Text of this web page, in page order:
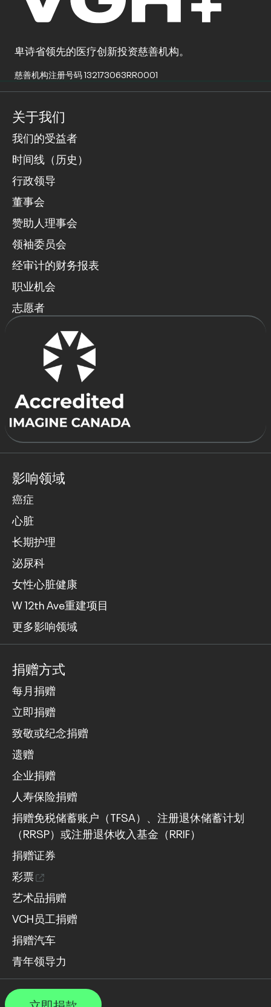
卑诗省领先的医疗创新投资慈善机构。
慈善机构注册号码 132173063RR0001
关于我们
我们的受益者
时间线（历史）
行政领导
董事会
赞助人理事会
领袖委员会
经审计的财务报表
职业机会
志愿者
影响领域
癌症
心脏
长期护理
泌尿科
女性心脏健康
W 12th Ave重建项目
更多影响领域
捐赠方式
每月捐赠
立即捐赠
致敬或纪念捐赠
遗赠
企业捐赠
人寿保险捐赠
捐赠免税储蓄账户（TFSA）、注册退休储蓄计划
（RRSP）或注册退休收入基金（RRIF）
捐赠证券
彩票
艺术品捐赠
VCH员工捐赠
捐赠汽车
青年领导力